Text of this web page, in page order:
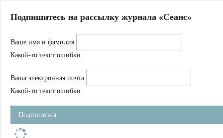
Магазин
Журнал
Школа
Устав
Фильмы
Имена
Тэги
Подпишитесь на рассылку журнала «Сеанс»
Ваше имя и фамилия
Какой-то текст ошибки
Ваша электронная почта
Какой-то текст ошибки
Подписаться